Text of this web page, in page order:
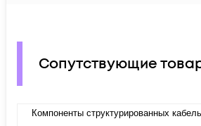
Сопутствующие
Компоненты структурированных